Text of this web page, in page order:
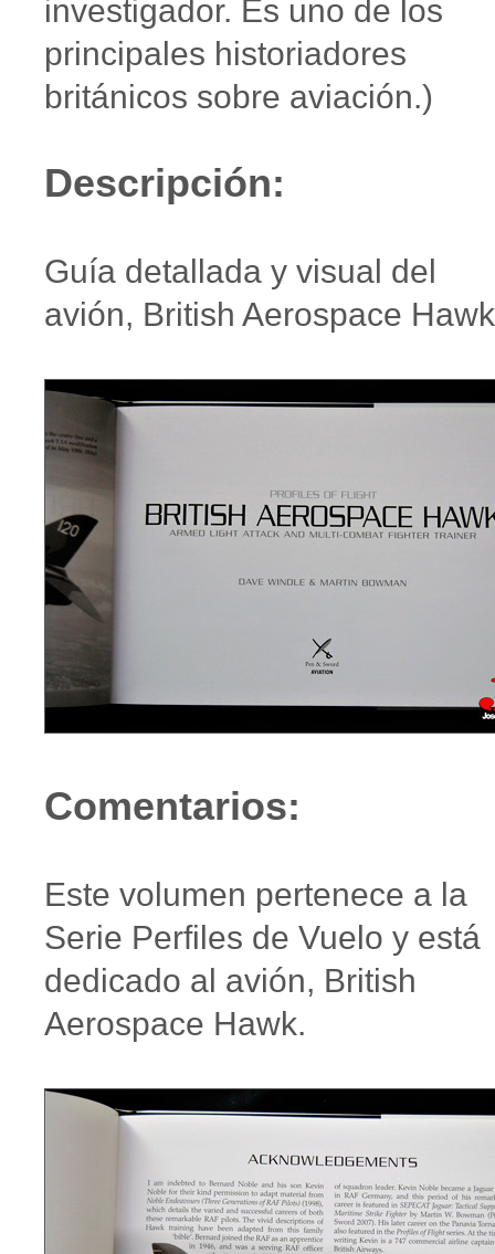
investigador. Es uno de los
principales historiadores
británicos sobre aviación.)
Descripción:
Guía detallada y visual del
avión, British Aerospace
Comentarios:
Este volumen pertenece a la
Serie Perfiles de Vuelo y está
dedicado al avión, British
Aerospace Hawk.